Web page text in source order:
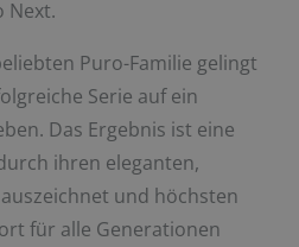
Next.
Puro-Familie gelingt
Serie auf ein
Das Ergebnis ist eine
ihren eleganten,
und höchsten
für alle Generationen